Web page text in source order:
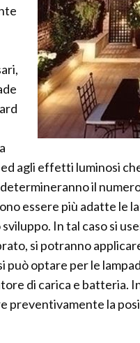
agli effetti luminosi
il
essere più adatte le
In tal caso si
si potranno
optare per le
di carica e batteria.
preventivamente la